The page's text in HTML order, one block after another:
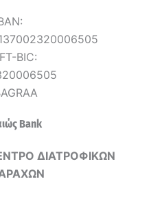
BIC:
Bank
ΔΙΑΤΡΟΦΙΚΩΝ